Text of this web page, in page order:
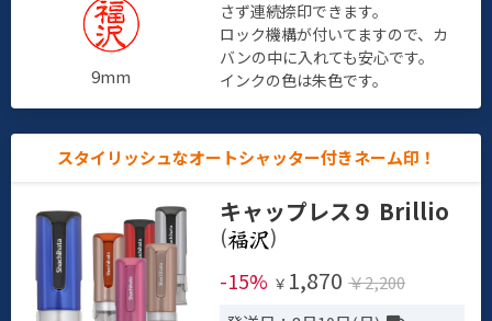
9mm
さず連続捺印できます。
ロック機構が付いてますので、カ
バンの中に入れても安心です。
インクの色は朱色です。
スタイリッシュなオートシャッター付きネーム印！
キャップレス９ Brillio
(
)
-15% ￥ 1,870 ￥2,200